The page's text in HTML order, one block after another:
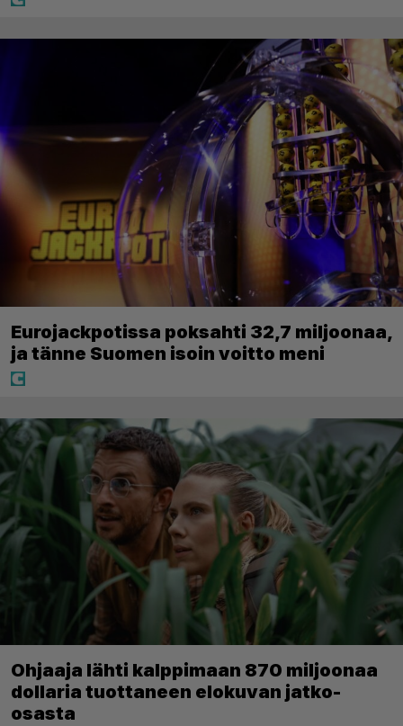
Eurojackpotissa poksahti 32,7 miljoonaa,
ja tänne Suomen isoin voitto meni
Ohjaaja lähti kalppimaan 870 miljoonaa
dollaria tuottaneen elokuvan jatko-
osasta